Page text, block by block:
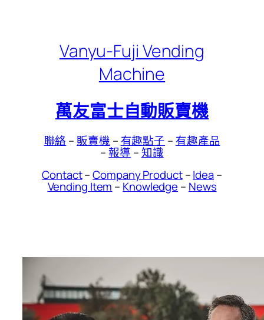
Vanyu-Fuji Vending
Machine
萬友富士自動販賣機
聯絡 – 販賣機 – 有趣點子 – 有趣產品
–報導 –知識
Contact–Company Product–Idea–
Vending Item – Knowledge – News